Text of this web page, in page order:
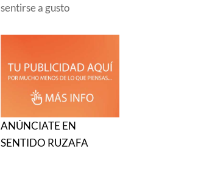
sentirse a gusto
ANÚNCIATE EN
SENTIDO RUZAFA